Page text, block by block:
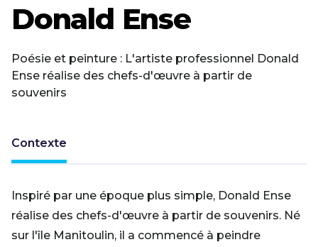
Donald Ense
Poésie et peinture : L'artiste professionnel Donald
Ense réalise des chefs-d'œuvre à partir de
souvenirs
Contexte
Inspiré par une époque plus simple, Donald Ense
réalise des chefs-d'œuvre à partir de souvenirs. Né
sur l'île Manitoulin, il a commencé à peindre